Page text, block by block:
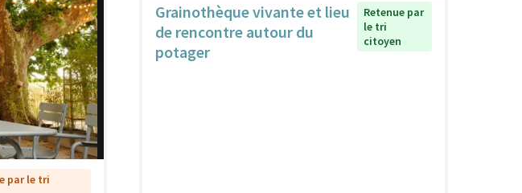
par le tri
Grainothèque vivante et lieu
de rencontre autour du
potager
Retenue par
le tri
citoyen